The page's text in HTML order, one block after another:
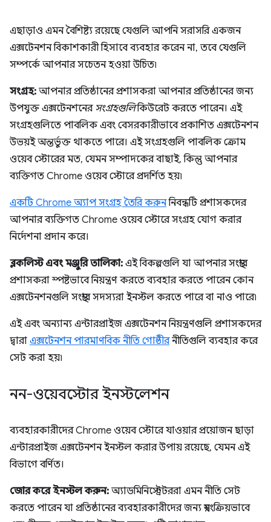
এছাড়াও এমন বৈশিষ্ট্য রয়েছে যেগুলি আপনি সরাসরি একজন
এক্সটেনশন বিকাশকারী হিসাবে ব্যবহার করেন না, তবে যেগুলি
সম্পর্কে আপনার সচেতন হওয়া উচিত৷
সংগ্রহ: আপনার প্রতিষ্ঠানের প্রশাসকরা আপনার প্রতিষ্ঠানের জন্য
উপযুক্ত এক্সটেনশনের সংগ্রহগুলিকিউরেট করতে পারেন। এই
সংগ্রহগুলিতে পাবলিক এবং বেসরকারীভাবে প্রকাশিত এক্সটেনশন
উভয়ই অন্তর্ভুক্ত থাকতে পারে। এই সংগ্রহগুলি পাবলিক ক্রোম
ওয়েব স্টোরের মত, যেমন সম্পাদকের বাছাই, কিন্তু আপনার
ব্যক্তিগত Chrome ওয়েব স্টোরে প্রদর্শিত হয়৷
একটি Chrome অ্যাপ সংগ্রহ তৈরি করুননিবন্ধটি প্রশাসকদের
আপনার ব্যক্তিগত Chrome ওয়েব স্টোরে সংগ্রহ যোগ করার
নির্দেশনা প্রদান করে।
ব্লকলিস্ট এবং মঞ্জুরি তালিকা: এই বিকল্পগুলি যা আপনার সংস্থার
প্রশাসকরা স্পষ্টভাবে নিয়ন্ত্রণ করতে ব্যবহার করতে পারেন কোন
এক্সটেনশনগুলি সংস্থার সদস্যরা ইনস্টল করতে পারে বা নাও পারে৷
এই এবং অন্যান্য এন্টারপ্রাইজ এক্সটেনশন নিয়ন্ত্রণগুলি প্রশাসকদের
দ্বারা এক্সটেনশন পারমাণবিক নীতি গোষ্ঠীরনীতিগুলি ব্যবহার করে
সেট করা হয়৷
নন-ওয়েবস্টোর ইনস্টলেশন
ব্যবহারকারীদের Chrome ওয়েব স্টোরে যাওয়ার প্রয়োজন ছাড়া
এন্টারপ্রাইজ এক্সটেনশন ইনস্টল করার উপায় রয়েছে, যেমন এই
বিভাগে বর্ণিত।
জোর করে ইনস্টল করুন: অ্যাডমিনিস্ট্রেটররা এমন নীতি সেট
করতে পারেন যা প্রতিষ্ঠানের ব্যবহারকারীদের জন্য স্বয়ংক্রিয়ভাবে